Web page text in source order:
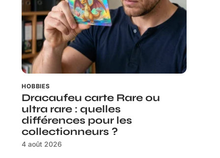
HOBBIES
Dracaufeu carte Rare ou
ultra rare : quelles
différences pour les
collectionneurs ?
4 août 2026